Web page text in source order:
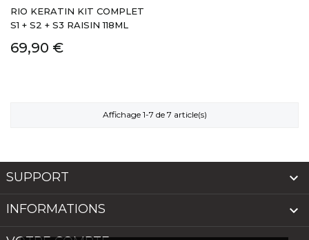
RIO KERATIN KIT COMPLET
S1 + S2 + S3 RAISIN 118ML
69,90 €
Affichage 1-7 de 7 article(s)
SUPPORT 
INFORMATIONS 